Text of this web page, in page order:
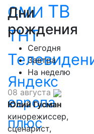
СМИ ТВ
ТНТ
Яндекс
европа
плюс
Дни
рождения
Сегодня
Завтра
На неделю
08 августа
Юлий Гусман
кинорежиссер,
сценарист,